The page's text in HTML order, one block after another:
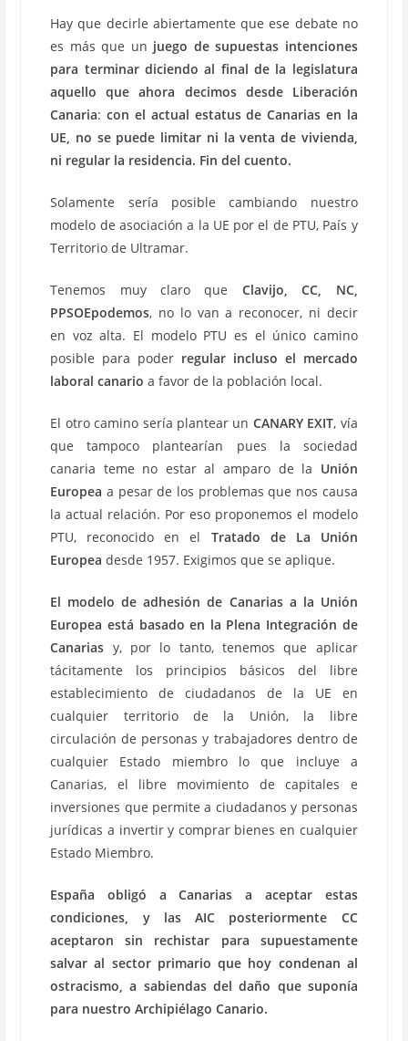
Hay que decirle abiertamente que ese debate no
es más que un juego de supuestas intenciones
para terminar diciendo al final de la legislatura
aquello que ahora decimos desde Liberación
Canaria:con el actual estatus de Canarias en la
UE, no se puede limitar ni la venta de vivienda,
ni regular la residencia. Fin del cuento.
Solamente sería posible cambiando nuestro
modelo de asociación a la UE por el de PTU, País y
Territorio de Ultramar.
Tenemos muy claro que Clavijo, CC, NC,
PPSOEpodemos, no lo van a reconocer, ni decir
en voz alta. El modelo PTU es el único camino
posible para poder regular incluso el mercado
laboral canario a favor de la población local.
El otro camino sería plantear un CANARY EXIT, vía
que tampoco plantearían pues la sociedad
canaria teme no estar al amparo de la Unión
Europea a pesar de los problemas que nos causa
la actual relación. Por eso proponemos el modelo
PTU, reconocido en el Tratado de La Unión
Europea desde 1957. Exigimos que se aplique.
El modelo de adhesión de Canarias a la Unión
Europea está basado en la Plena Integración de
Canarias y, por lo tanto, tenemos que aplicar
tácitamente los principios básicos del libre
establecimiento de ciudadanos de la UE en
cualquier territorio de la Unión, la libre
circulación de personas y trabajadores dentro de
cualquier Estado miembro lo que incluye a
Canarias, el libre movimiento de capitales e
inversiones que permite a ciudadanos y personas
jurídicas a invertir y comprar bienes en cualquier
Estado Miembro.
España obligó a Canarias a aceptar estas
condiciones, y las AIC posteriormente CC
aceptaron sin rechistar para supuestamente
salvar al sector primario que hoy condenan al
ostracismo, a sabiendas del daño que suponía
para nuestro Archipiélago Canario.